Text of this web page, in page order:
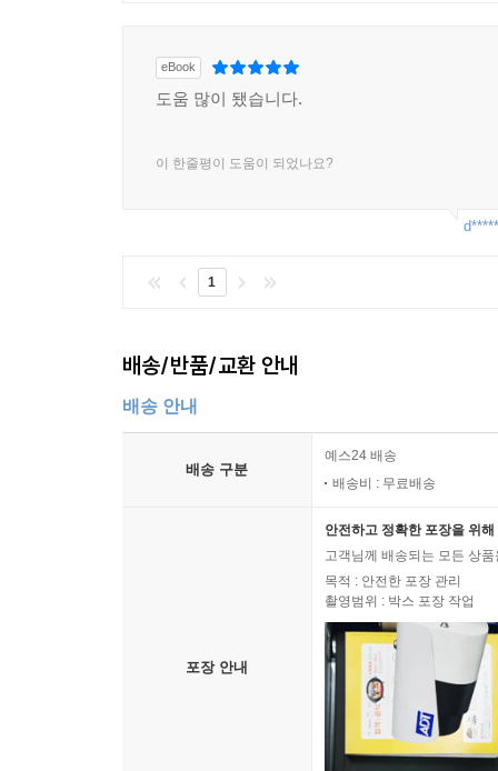
eBook
도움 많이 됐습니다.
이 한줄평이 도움이 되었나요?
1
배송/반품/교환 안내
배송 안내
배송 구분
예스24 배송
배송비 : 무료배송
포장 안내
안전하고 정확한 포장을 위
고객님께 배송되는 모든 상
목적 : 안전한 포장 관리
촬영범위 : 박스 포장 작업